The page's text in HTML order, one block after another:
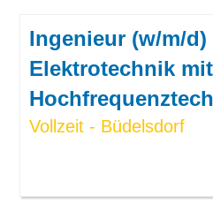
Ingenieur (w/m/d)
Elektrotechnik
Vollzeit - Büdelsdorf